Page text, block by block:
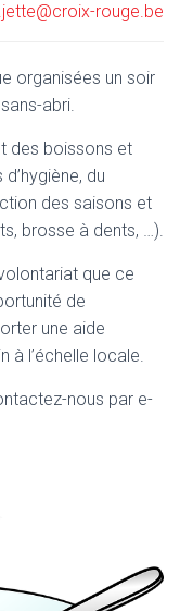
rouge.be
organisées un soir
abri.
des boissons et
du
des saisons et
brosse à dents, …).
que ce
de
une aide
à l’échelle locale.
nous par e-